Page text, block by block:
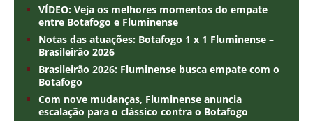
VÍDEO: Veja os melhores momentos do empate
entre Botafogo e Fluminense
Notas das atuações: Botafogo 1 x 1 Fluminense –
Brasileirão 2026
Brasileirão 2026: Fluminense busca empate com o
Botafogo
Com nove mudanças, Fluminense anuncia
escalação para o clássico contra o Botafogo